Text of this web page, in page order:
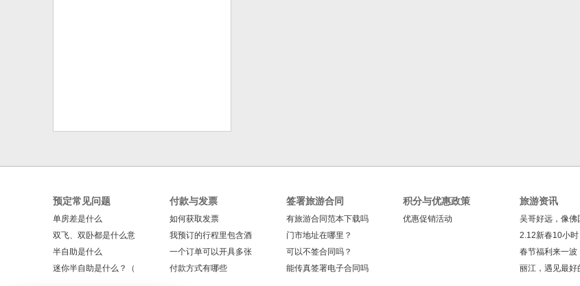
预定常见问题
单房差是什么
双飞、双卧都是什么意
半自助是什么
迷你半自助是什么？（
付款与发票
如何获取发票
我预订的行程里包含酒
一个订单可以开具多张
付款方式有哪些
签署旅游合同
有旅游合同范本下载吗
门市地址在哪里？
可以不签合同吗？
能传真签署电子合同吗
积分与优惠政策
优惠促销活动
旅游资讯
吴哥好远，像佛
2.12新春10小时
春节福利来一波
丽江，遇见最好